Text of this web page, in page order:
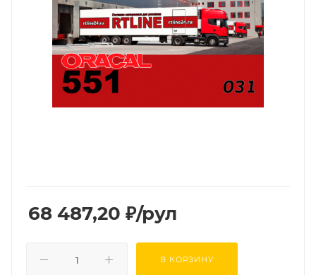
68 487,20 ₽/рул
В КОРЗИНУ